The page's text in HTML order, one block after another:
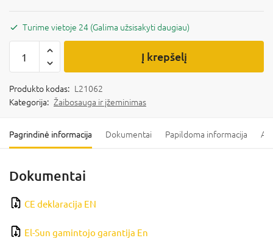
Turime vietoje 24 (Galima užsisakyti daugiau)
Į krepšelį
Produkto kodas: L21062
Kategorija: Žaibosauga ir įžeminimas
Pagrindinė informacija Dokumentai Papildoma informacija
Dokumentai
CE deklaracija EN
El-Sun gamintojo garantija En